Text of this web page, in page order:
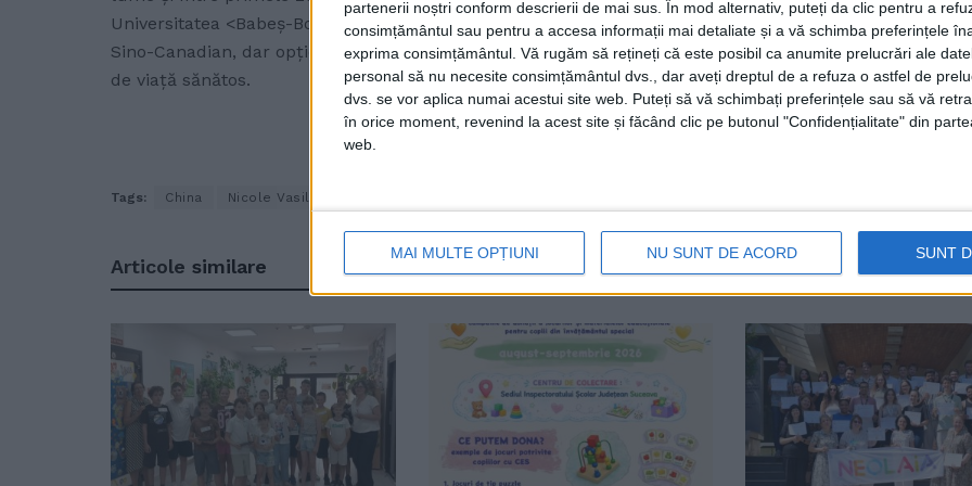
partenerii noștri conform descrierii de mai sus. În mod alternativ, puteți da clic pentru a
consimțământul sau pentru a accesa informații mai detaliate și a vă schimba preferințele
exprima consimțământul. Vă rugăm să rețineți că este posibil ca anumite prelucrări ale
personal să nu necesite consimțământul dvs., dar aveți dreptul de a refuza o astfel de
dvs. se vor aplica numai acestui site web. Puteți să vă schimbați preferințele sau să vă
în orice moment, revenind la acest site și făcând clic pe butonul "Confidențialitate" din
web.
MAI MULTE OPȚIUNI NU SUNT DE ACORD SUNT
Universitatea <Babeș-Bolyai> din Cluj-Napoca”. Nicole predă economia și istoria la un colegiu din
Sino-Canadian, dar opțional predă și sport și-i învață pe studenții din Shandong, pe baza unui ghid
de viaţă sănătos.
Tags: China Nicole Vasilcovschi
Articole similare